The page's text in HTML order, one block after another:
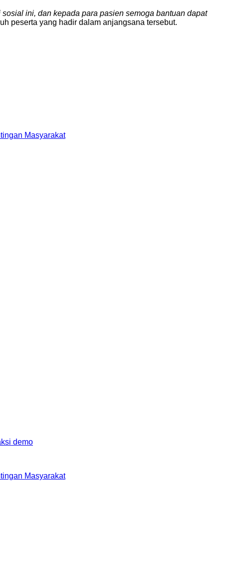
ini, dan kepada para pasien semoga bantuan dapat
peserta yang hadir dalam anjangsana tersebut.
Masyarakat
Masyarakat